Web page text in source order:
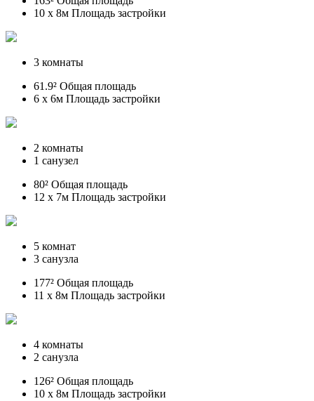
10 x 8м Площадь застройки
3 комнаты
61.9² Общая площадь
6 x 6м Площадь застройки
2 комнаты
1 санузел
80² Общая площадь
12 x 7м Площадь застройки
5 комнат
3 санузла
177² Общая площадь
11 x 8м Площадь застройки
4 комнаты
2 санузла
126² Общая площадь
10 x 8м Площадь застройки